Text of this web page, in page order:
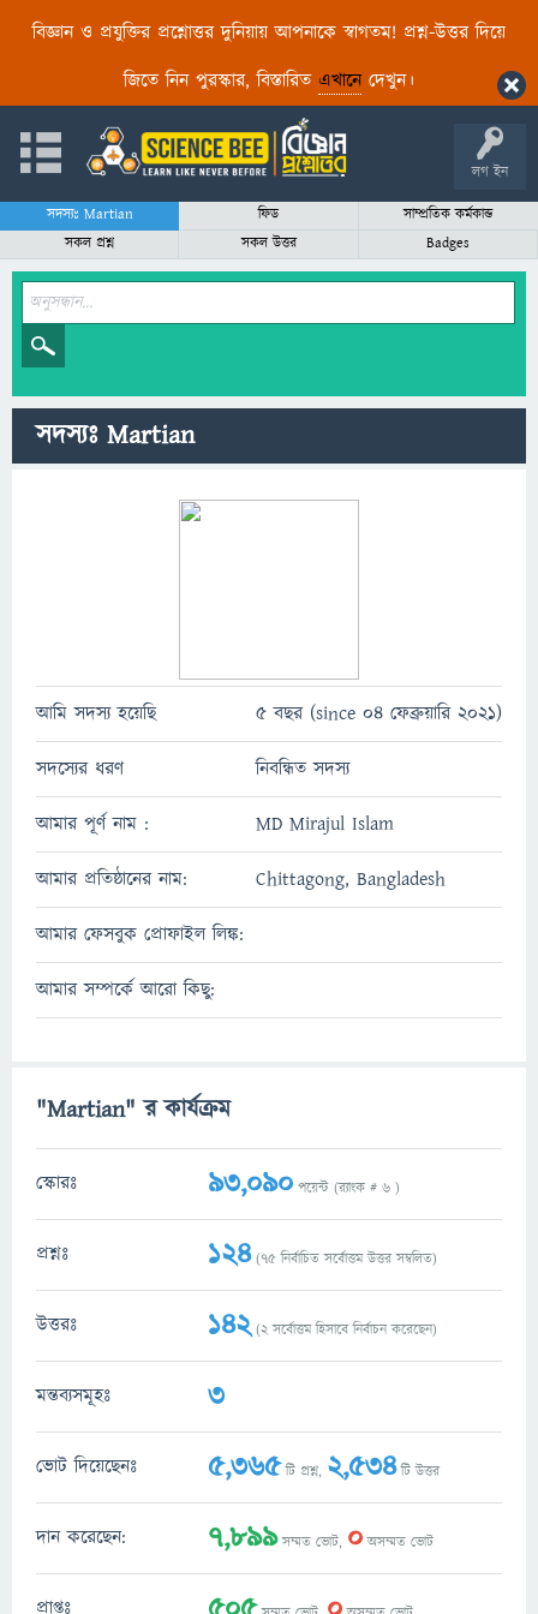
বিজ্ঞান ও প্রযুক্তির প্রশ্নোত্তর দুনিয়ায় আপনাকে স্বাগতম! প্রশ্ন-উত্তর দিয়ে
জিতে নিন পুরস্কার, বিস্তারিত এখানেদেখুন।
লগ ইন
সদস্যঃ Martian ফিড
সাম্প্রতিক কর্মকান্ড
সকল প্রশ্ন
সকল উত্তর Badges
সদস্যঃ Martian
আমি সদস্য হয়েছি 5 বছর (since 04 ফেব্রুয়ারি 2021)
সদস্যের ধরণ নিবন্ধিত সদস্য
আমার পূর্ণ নাম : MD Mirajul Islam
আমার প্রতিষ্ঠানের নাম: Chittagong, Bangladesh
আমার ফেসবুক প্রোফাইল লিঙ্ক:
আমার সম্পর্কে আরো কিছু:
"Martian" র কার্যক্রম
স্কোরঃ 93,090 পয়েন্ট (র‌্যাংক # 6 )
প্রশ্নঃ 124(75 নির্বাচিত সর্বোত্তম উত্তর সম্বলিত)
উত্তরঃ 142(2সর্বোত্তম হিসাবে নির্বাচন করেছেন)
মন্তব্যসমূহঃ 3
ভোট দিয়েছেনঃ 5,365টি প্রশ্ন, 2,534টি উত্তর
দান করেছেন: 7,899সম্মত ভোট, 0অসম্মত ভোট
প্রাপ্তঃ